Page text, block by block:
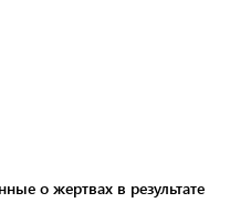
о жертвах в результате